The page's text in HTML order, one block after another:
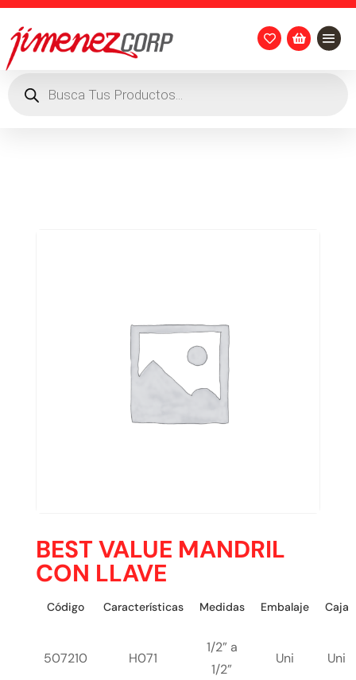
 
productos
BEST VALUE MANDRIL
CON LLAVE
Código Características Medidas Embalaje Caja
507210 H071
1/2” a
1/2”
Uni Uni